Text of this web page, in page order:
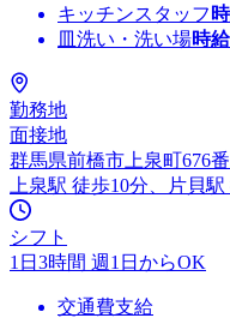
キッチンスタッフ
皿洗い・洗い場時給
勤務地
面接地
群馬県前橋市上泉町676番
上泉駅 徒歩10分、片貝
シフト
1日3時間 週1日からOK
交通費支給